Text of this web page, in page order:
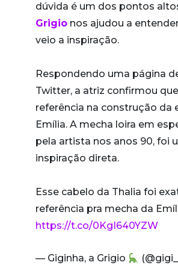
dúvida é um dos pontos
Grigio nos ajudou a
veio a inspiração.
Respondendo uma página
Twitter, a atriz confirmou que
referência na construção da
Emília. A mecha loira em
pela artista nos anos 90, foi
inspiração direta.
Esse cabelo da Thalia foi
referência pra mecha da
https://t.co/0KgI640YZW
— Giginha, a Grigio